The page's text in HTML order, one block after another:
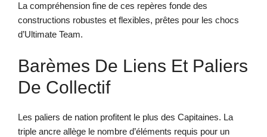
La compréhension fine de ces repères fonde des
constructions robustes et flexibles, prêtes pour les chocs
d’Ultimate Team.
Barèmes De Liens Et Paliers
De Collectif
Les paliers de nation profitent le plus des Capitaines. La
triple ancre allège le nombre d’éléments requis pour un